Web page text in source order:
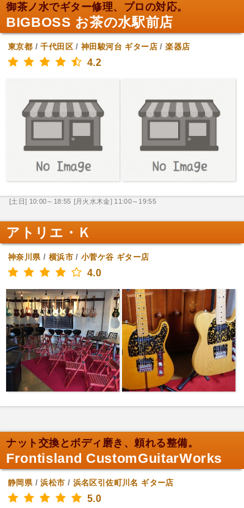
御茶ノ水でギター修理、プロの対応。
BIGBOSS お茶の水駅前店
東京都 /千代田区/神田駿河台 ギター店/楽器店
4.2
[土日] 10:00～18:55 [月火水木金] 11:00～19:55
アトリエ・Ｋ
神奈川県/ 横浜市/小菅ケ谷 ギター店
4.0
ナット交換とボディ磨き、頼れる整備。
Frontisland CustomGuitarWorks
静岡県/浜松市 / 浜名区引佐町川名 ギター店
5.0